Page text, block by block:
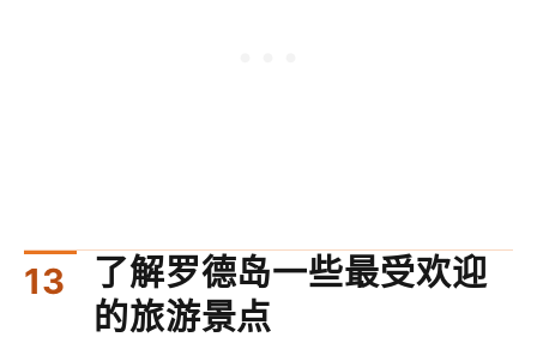
了解罗德岛一些最受欢迎
的旅游景点